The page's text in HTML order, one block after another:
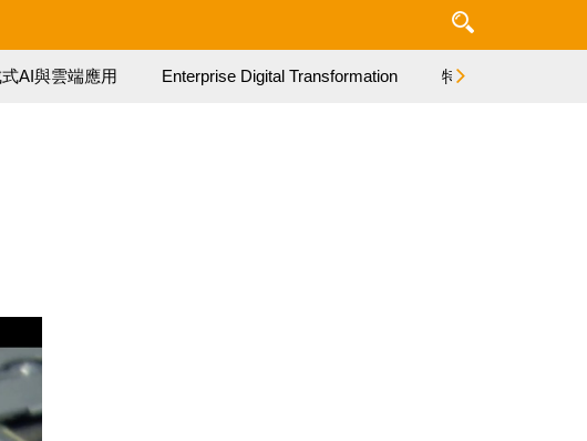
AI與雲端應用 Enterprise Digital Transformation 特集